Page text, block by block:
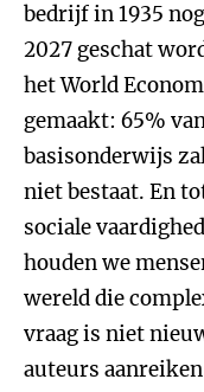
bedrijf in 1935
2027 geschat
het World
gemaakt: 65%
basisonderwijs
niet bestaat. En
sociale
houden we
wereld die
vraag is niet
auteurs